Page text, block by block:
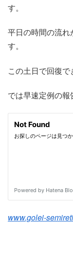
す。
平日の時間の流
す。
この土日で回復で
では早速定例の報
www.golei-